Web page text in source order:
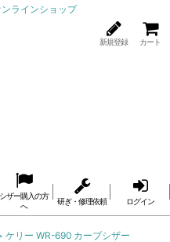
ラインショップ
新規登録 カート
シザー購入の方
へ
研ぎ・修理依頼 ログイン
ケリー WR-690 カーブシザー